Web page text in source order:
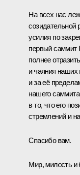
На всех нас
созидательной
усилия по
первый саммит
полнее
и чаяния наших
и за её
нашего
в то, что его
стремлений и
Спасибо вам.
Мир, милость и